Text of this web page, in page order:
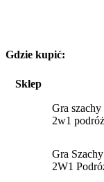
Gdzie kupić:
Sklep
Gra szachy
2w1
Gra
2W1